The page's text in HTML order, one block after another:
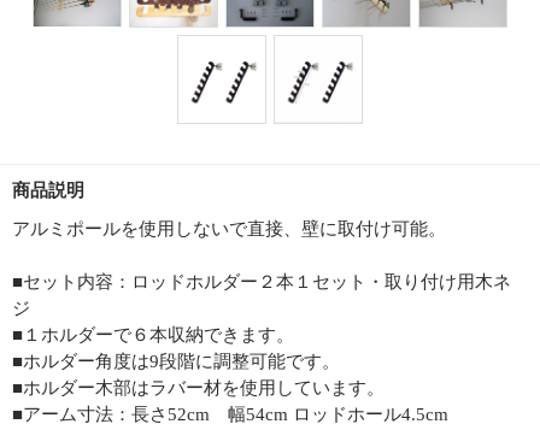
商品説明
アルミポールを使用しないで直接、壁に取付け可能。
■セット内容：ロッドホルダー２本１セット・取り付け用木ネ
ジ
■１ホルダーで６本収納できます。
■ホルダー角度は9段階に調整可能です。
■ホルダー木部はラバー材を使用しています。
■アーム寸法：長さ52cm 幅54cm ロッドホール4.5cm